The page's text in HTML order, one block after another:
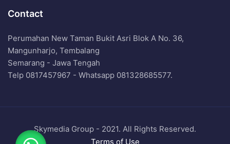
Contact
Perumahan New Taman Bukit Asri Blok A No. 36,
Mangunharjo, Tembalang
Semarang - Jawa Tengah
Telp 0817457967 - Whatsapp 081328685577.
Skymedia Group - 2021. All Rights Reserved.
Terms of Use